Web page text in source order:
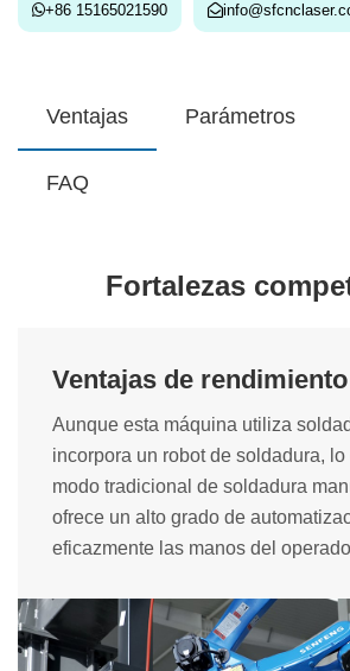
+86 15165021590
Ventajas Parámetros
FAQ
Fortalezas
Ventajas de rendimiento
Aunque esta máquina utiliza
incorpora un robot de soldadura, lo
modo tradicional de soldadura
ofrece un alto grado de
eficazmente las manos del